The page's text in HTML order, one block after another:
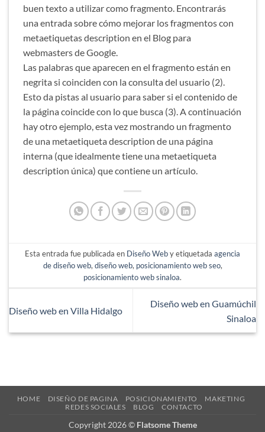
buen texto a utilizar como fragmento. Encontrarás
una entrada sobre cómo mejorar los fragmentos con
metaetiquetas description en el Blog para
webmasters de Google.
Las palabras que aparecen en el fragmento están en
negrita si coinciden con la consulta del usuario (2).
Esto da pistas al usuario para saber si el contenido de
la página coincide con lo que busca (3). A continuación
hay otro ejemplo, esta vez mostrando un fragmento
de una metaetiqueta description de una página
interna (que idealmente tiene una metaetiqueta
description única) que contiene un artículo.
Esta entrada fue publicada en Diseño Weby etiquetada agencia
de diseño web, diseño web, posicionamiento web seo,
posicionamiento web sinaloa.
Diseño web en Villa Hidalgo
Diseño web en Guamúchil
Sinaloa
HOME DISEÑO DE PAGINA POSICIONAMIENTO
MAKETING
REDES SOCIALES
BLOG CONTACTO
Copyright 2026 © Flatsome Theme